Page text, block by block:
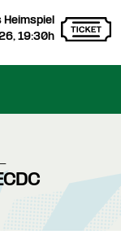
19:30h